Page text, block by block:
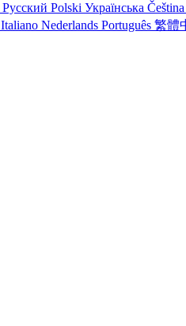
Русский Polski Українська Čeština
Italiano Nederlands Português 繁體